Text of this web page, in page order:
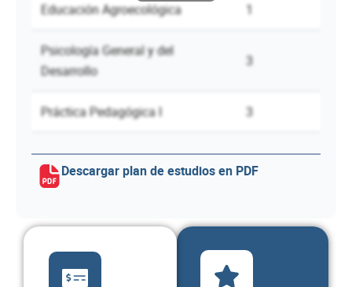
Educación Agroecológica 1
Psicología General y del
Desarrollo
3
Práctica Pedagógica I 3
Expresión Gráfico Plástica 2
Taller de Iniciación a la Música I
Descargar plan de estudios en PDF